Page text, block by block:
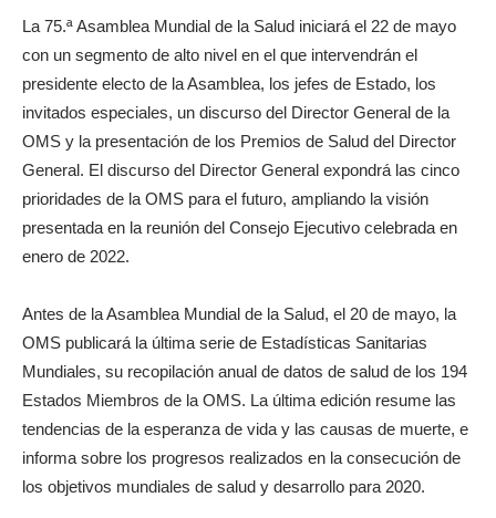
La 75.ª Asamblea Mundial de la Salud iniciará el 22 de mayo
con un segmento de alto nivel en el que intervendrán el
presidente electo de la Asamblea, los jefes de Estado, los
invitados especiales, un discurso del Director General de la
OMS y la presentación de los Premios de Salud del Director
General. El discurso del Director General expondrá las cinco
prioridades de la OMS para el futuro, ampliando la visión
presentada en la reunión del Consejo Ejecutivo celebrada en
enero de 2022.
Antes de la Asamblea Mundial de la Salud, el 20 de mayo, la
OMS publicará la última serie de Estadísticas Sanitarias
Mundiales, su recopilación anual de datos de salud de los 194
Estados Miembros de la OMS. La última edición resume las
tendencias de la esperanza de vida y las causas de muerte, e
informa sobre los progresos realizados en la consecución de
los objetivos mundiales de salud y desarrollo para 2020.